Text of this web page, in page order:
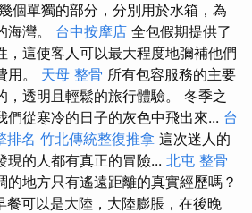
個單獨的部分，分別用於水箱，為
海灣。 台中按摩店 全包假期提供了
，這使客人可以最大程度地彌補他們
用。 天母 整骨 所有包容服務的主要
，透明且輕鬆的旅行體驗。 冬季之
們從寒冷的日子的灰色中飛出來... 台
排名 竹北傳統整復推拿 這次迷人的
現的人都有真正的冒險... 北屯 整骨
的地方只有遙遠距離的真實經歷嗎？
餐可以是大陸，大陸膨脹，在後晚